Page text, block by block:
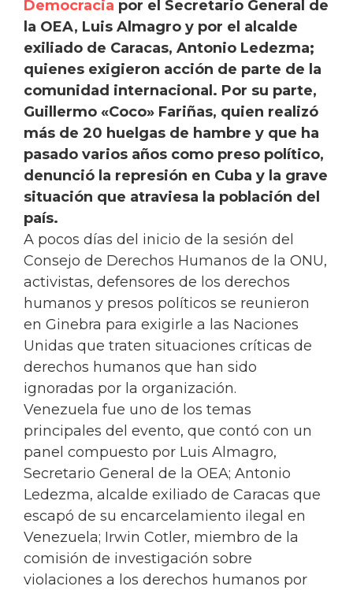
Democracia por el Secretario General de
la OEA, Luis Almagro y por el alcalde
exiliado de Caracas, Antonio Ledezma;
quienes exigieron acción de parte de la
comunidad internacional. Por su parte,
Guillermo «Coco» Fariñas, quien realizó
más de 20 huelgas de hambre y que ha
pasado varios años como preso político,
denunció la represión en Cuba y la grave
situación que atraviesa la población del
país.
A pocos días del inicio de la sesión del
Consejo de Derechos Humanos de la ONU,
activistas, defensores de los derechos
humanos y presos políticos se reunieron
en Ginebra para exigirle a las Naciones
Unidas que traten situaciones críticas de
derechos humanos que han sido
ignoradas por la organización.
Venezuela fue uno de los temas
principales del evento, que contó con un
panel compuesto por Luis Almagro,
Secretario General de la OEA; Antonio
Ledezma, alcalde exiliado de Caracas que
escapó de su encarcelamiento ilegal en
Venezuela; Irwin Cotler, miembro de la
comisión de investigación sobre
violaciones a los derechos humanos por